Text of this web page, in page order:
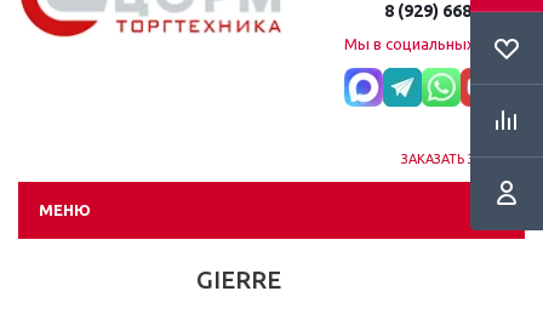
8 (929) 668-95-35
Мы в социальных сетях:
ЗАКАЗАТЬ ЗВОНОК
МЕНЮ
GIERRE